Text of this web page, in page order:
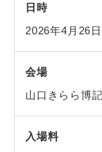
日時
2026年4月26日
会場
山口きらら博
入場料